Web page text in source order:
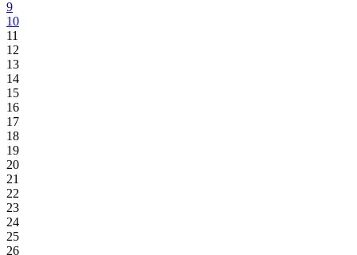
9
10
11
12
13
14
15
16
17
18
19
20
21
22
23
24
25
26